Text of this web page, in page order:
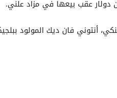
دولار عقب بيعها في مزاد علني.